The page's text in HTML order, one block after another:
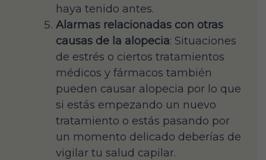
haya tenido antes.
Alarmas relacionadas con otras
causas de la alopecia: Situaciones
de estrés o ciertos tratamientos
médicos y fármacos también
pueden causar alopecia por lo que
si estás empezando un nuevo
tratamiento o estás pasando por
un momento delicado deberías de
vigilar tu salud capilar.